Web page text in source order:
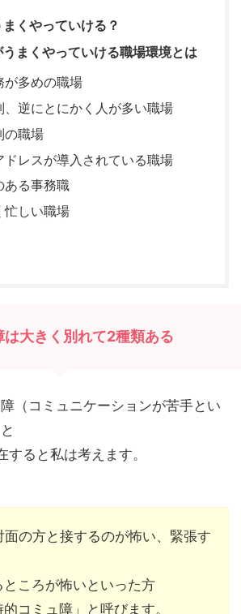
くやっていける？
うまくやっていける職場環境とは
が多めの職場
、逆にとにかく人が多い職場
の職場
ドレスが導入されている職場
ある事務職
忙しい職場
は大きく別れて2種類ある
（コミュニケーションが苦手とい
ると私は考えます。
の方と接するのが怖い、緊張す
ころが怖いといった方
コミュ障」と呼びます。